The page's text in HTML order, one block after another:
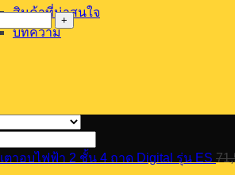
สินค้าที่น่าสนใจ
บทความ
เตาอบไฟฟ้า 2 ชั้น 4 ถาด Digital รุ่น ES